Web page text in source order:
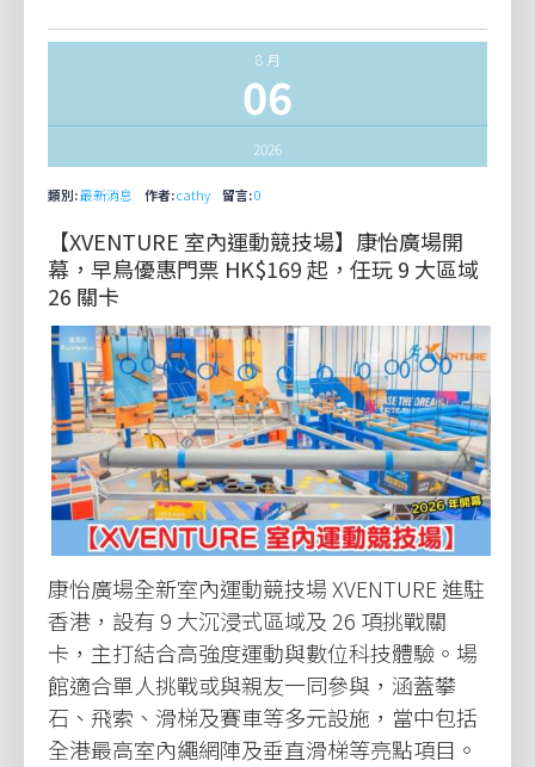
8 月
06
2026
類別:最新消息 作者:cathy 留言:0
【XVENTURE 室內運動競技場】康怡廣場開
幕，早鳥優惠門票 HK$169 起，任玩 9 大區域
26 關卡
康怡廣場全新室內運動競技場 XVENTURE 進駐
香港，設有 9 大沉浸式區域及 26 項挑戰關
卡，主打結合高強度運動與數位科技體驗。場
館適合單人挑戰或與親友一同參與，涵蓋攀
石、飛索、滑梯及賽車等多元設施，當中包括
全港最高室內繩網陣及垂直滑梯等亮點項目。